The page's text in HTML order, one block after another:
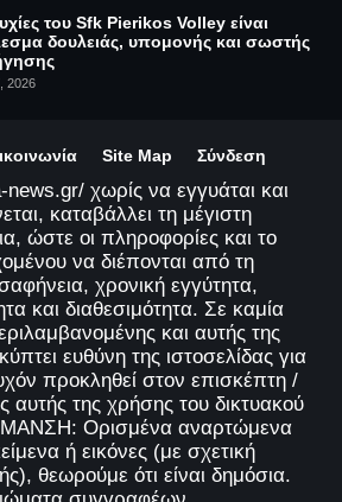
του Sfk Pierikos Volley είναι
δουλειάς, υπομονής και σωστής
2026
Site Map Σύνδεση
χωρίς να εγγυάται και
καταβάλλει τη μέγιστη
ώστε οι πληροφορίες και το
να διέπονται από τη
χρονική εγγύτητα,
και διαθεσιμότητα. Σε καμία
και αυτής της
ευθύνη της ιστοσελίδας για
προκληθεί στον επισκέπτη /
αυτής της χρήσης του δικτυακού
Ορισμένα αναρτώμενα
ή εικόνες (με σχετική
θεωρούμε ότι είναι δημόσια.